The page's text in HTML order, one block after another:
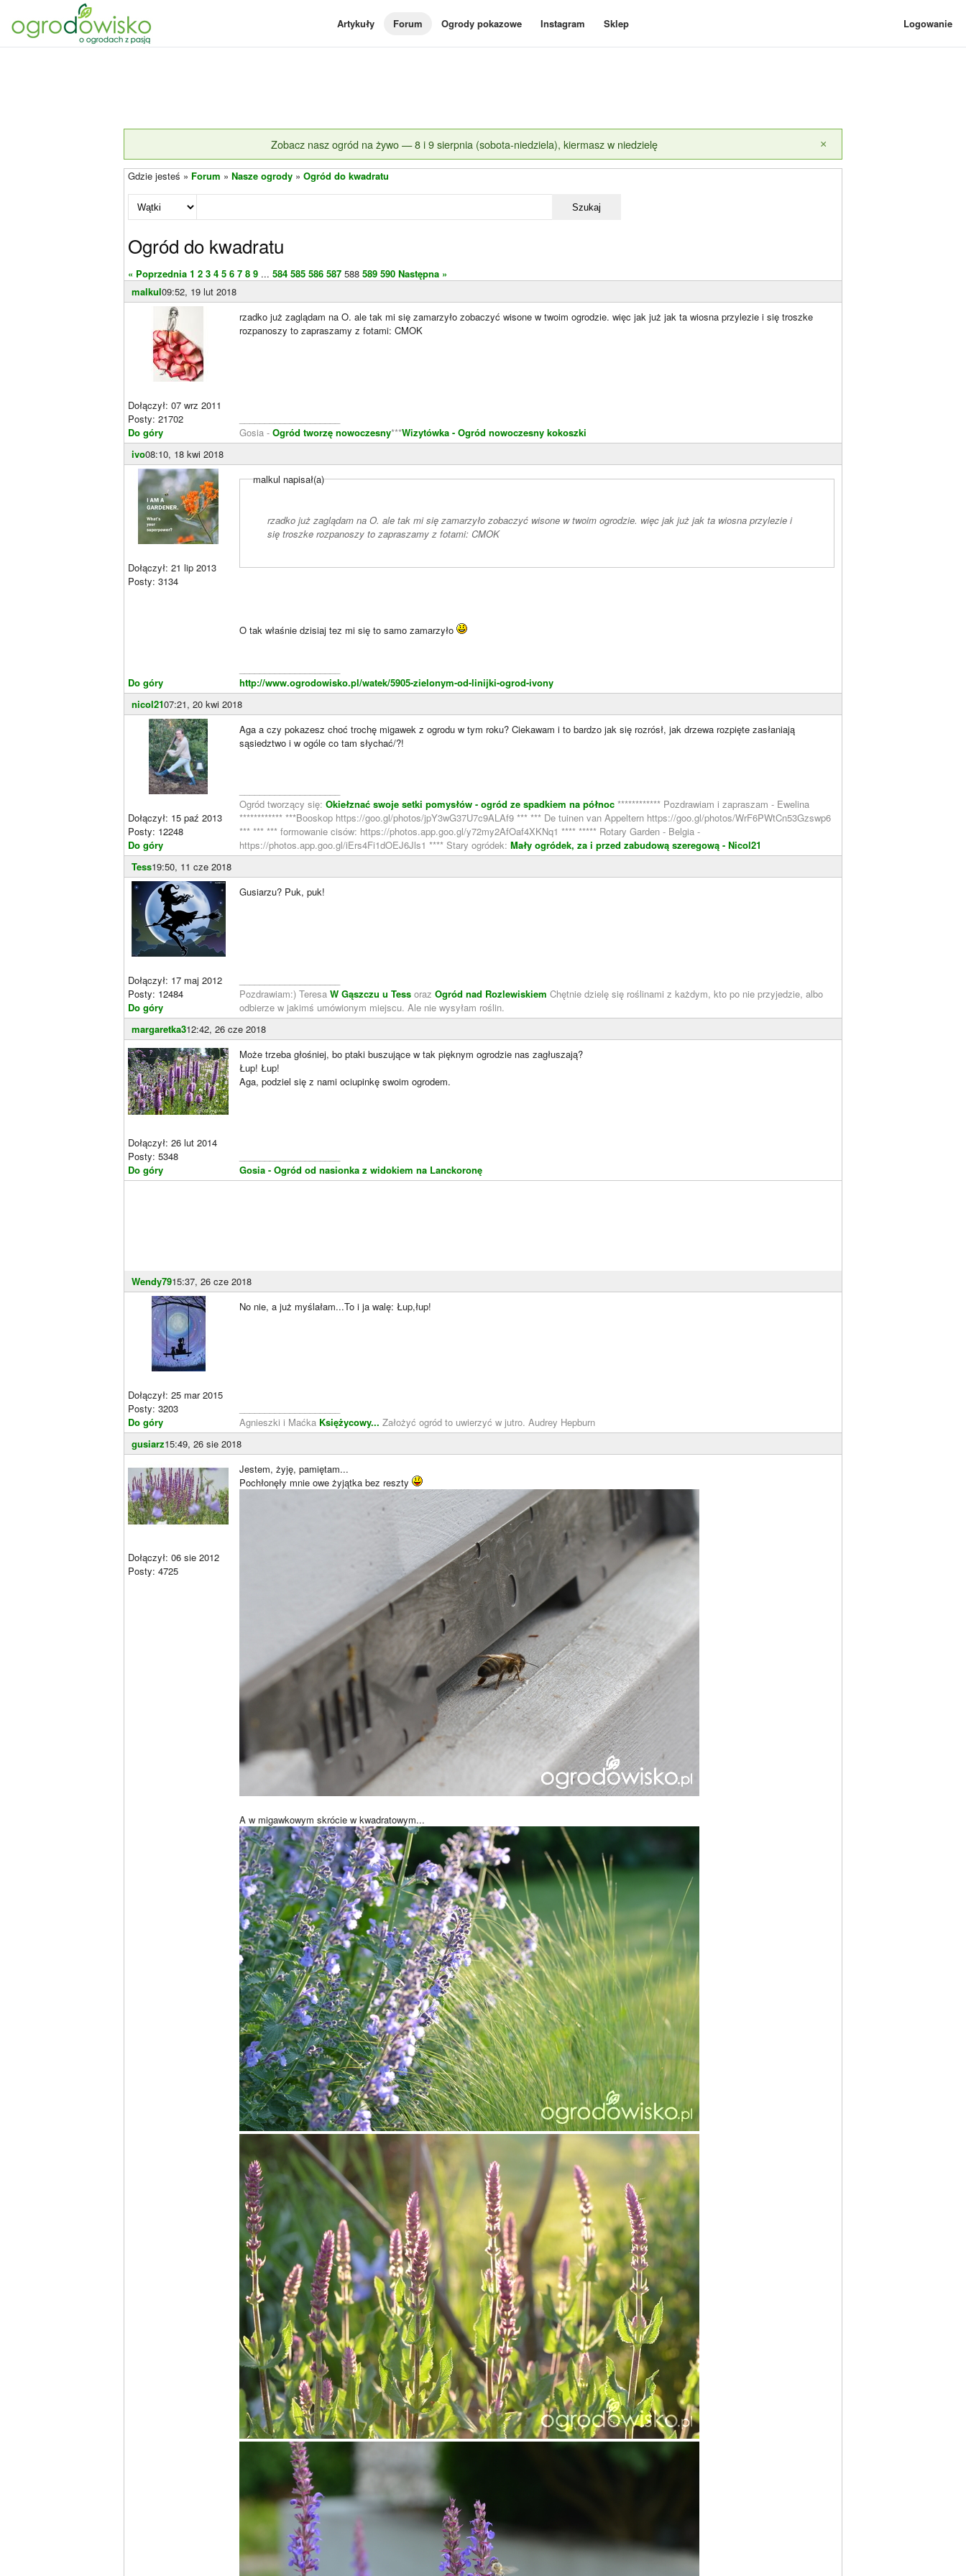
Artykuły Forum Ogrody pokazowe Instagram Sklep Logowanie
Zobacz nasz ogród na żywo — 8 i 9 sierpnia (sobota-niedziela), kiermasz w niedzielę ×
Gdzie jesteś » Forum » Nasze ogrody » Ogród do kwadratu
Szukaj
Ogród do kwadratu
« Poprzednia 1 2 3 4 5 6 7 8 9 ... 584 585 586 587 588 589 590 Następna »
malkul09:52, 19 lut 2018
Dołączył: 07 wrz 2011
Posty: 21702
Do góry
rzadko już zaglądam na O. ale tak mi się zamarzyło zobaczyć wisone w twoim ogrodzie. więc jak już jak ta wiosna przylezie i się troszke
rozpanoszy to zapraszamy z fotami: CMOK
Gosia - Ogród tworzę nowoczesny***Wizytówka - Ogród nowoczesny kokoszki
ivo08:10, 18 kwi 2018
Dołączył: 21 lip 2013
Posty: 3134
Do góry
malkul napisał(a)
rzadko już zaglądam na O. ale tak mi się zamarzyło zobaczyć wisone w twoim ogrodzie. więc jak już jak ta wiosna przylezie i
się troszke rozpanoszy to zapraszamy z fotami: CMOK
O tak właśnie dzisiaj tez mi się to samo zamarzyło
http://www.ogrodowisko.pl/watek/5905-zielonym-od-linijki-ogrod-ivony
nicol2107:21, 20 kwi 2018
Dołączył: 15 paź 2013
Posty: 12248
Do góry
Aga a czy pokazesz choć trochę migawek z ogrodu w tym roku? Ciekawam i to bardzo jak się rozrósł, jak drzewa rozpięte zasłaniają
sąsiedztwo i w ogóle co tam słychać/?!
Ogród tworzący się: Okiełznać swoje setki pomysłów - ogród ze spadkiem na północ ************ Pozdrawiam i zapraszam - Ewelina
************ ***Booskop https://goo.gl/photos/jpY3wG37U7c9ALAf9 *** *** De tuinen van Appeltern https://goo.gl/photos/WrF6PWtCn53Gzswp6
*** *** *** formowanie cisów: https://photos.app.goo.gl/y72my2AfOaf4XKNq1 **** ***** Rotary Garden - Belgia -
https://photos.app.goo.gl/iErs4Fi1dOEJ6Jls1 **** Stary ogródek: Mały ogródek, za i przed zabudową szeregową - Nicol21
Tess19:50, 11 cze 2018
Dołączył: 17 maj 2012
Posty: 12484
Do góry
Gusiarzu? Puk, puk!
Pozdrawiam:) Teresa W Gąszczu u Tess oraz Ogród nad Rozlewiskiem Chętnie dzielę się roślinami z każdym, kto po nie przyjedzie, albo
odbierze w jakimś umówionym miejscu. Ale nie wysyłam roślin.
margaretka312:42, 26 cze 2018
Dołączył: 26 lut 2014
Posty: 5348
Do góry
Może trzeba głośniej, bo ptaki buszujące w tak pięknym ogrodzie nas zagłuszają?
Łup! Łup!
Aga, podziel się z nami ociupinkę swoim ogrodem.
Gosia - Ogród od nasionka z widokiem na Lanckoronę
Wendy7915:37, 26 cze 2018
Dołączył: 25 mar 2015
Posty: 3203
Do góry
No nie, a już myślałam...To i ja walę: Łup,łup!
Agnieszki i Maćka Księżycowy... Założyć ogród to uwierzyć w jutro. Audrey Hepburn
gusiarz15:49, 26 sie 2018
Dołączył: 06 sie 2012
Posty: 4725
Jestem, żyję, pamiętam...
Pochłonęły mnie owe żyjątka bez reszty
A w migawkowym skrócie w kwadratowym...